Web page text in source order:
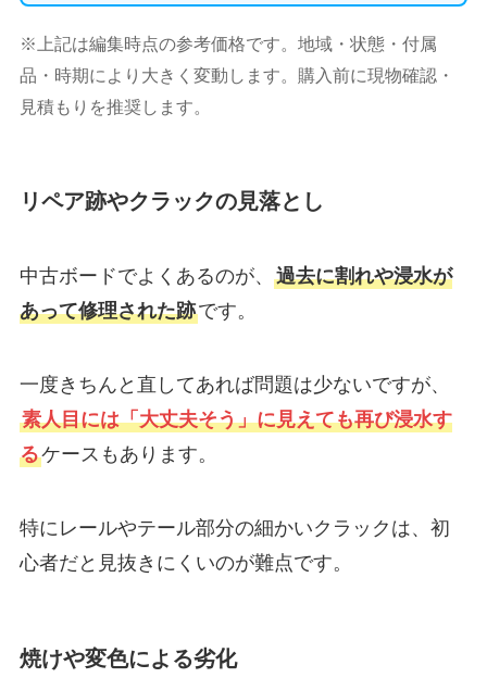
※上記は編集時点の参考価格です。地域・状態・付属
品・時期により大きく変動します。購入前に現物確認・
見積もりを推奨します。
リペア跡やクラックの見落とし
中古ボードでよくあるのが、 過去に割れや浸水が
あって修理された跡です。
一度きちんと直してあれば問題は少ないですが、
素人目には「大丈夫そう」に見えても再び浸水す
るケースもあります。
特にレールやテール部分の細かいクラックは、初
心者だと見抜きにくいのが難点です。
焼けや変色による劣化